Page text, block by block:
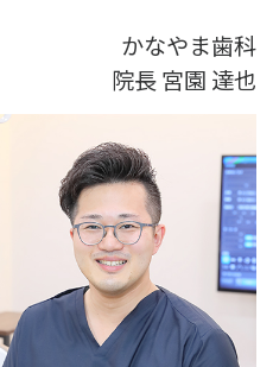
かなやま歯科
院長宮園 達也